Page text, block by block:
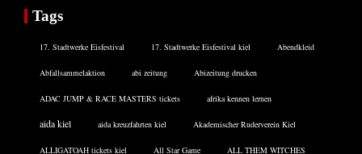
Tags
17. Stadtwerke Eisfestival 17. Stadtwerke Eisfestival kiel Abendkleid
Abfallsammelaktion abi zeitung Abizeitung drucken
ADAC JUMP & RACE MASTERS tickets afrika kennen lernen
aida kiel aida kreuzfahrten kiel Akademischer Ruderverein Kiel
ALLIGATOAH tickets kiel All Star Game ALL THEM WITCHES